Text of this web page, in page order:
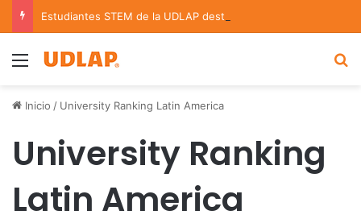
Menu
Inicio / University Ranking Latin America
University Ranking
Latin America